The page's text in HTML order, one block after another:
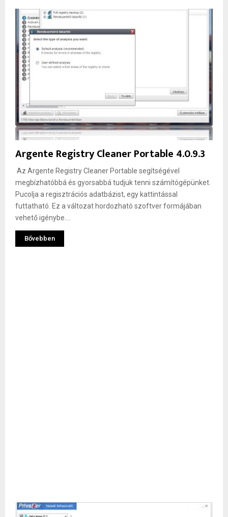
Argente Registry Cleaner Portable 4.0.9.3
Az Argente Registry Cleaner Portable segítségével
megbízhatóbbá és gyorsabbá tudjuk tenni számítógépünket.
Pucolja a regisztrációs adatbázist, egy kattintással
futtatható. Ez a változat hordozható szoftver formájában
vehető igénybe....
Bővebben